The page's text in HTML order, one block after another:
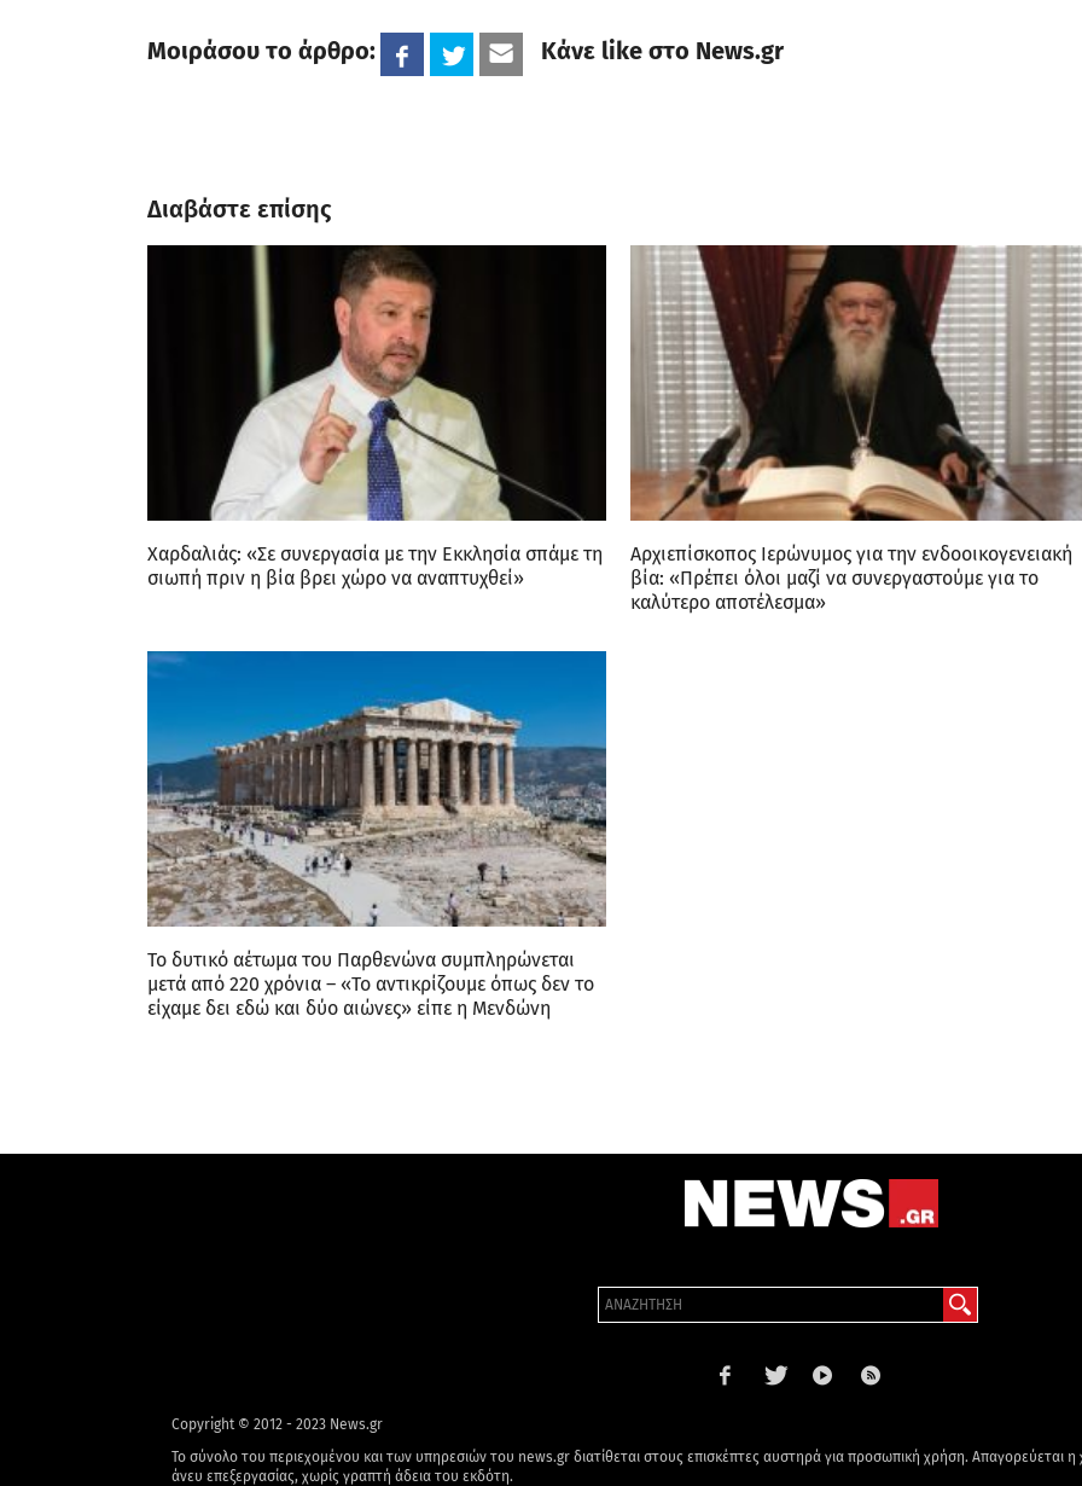
Μοιράσου το άρθρο: Κάνε like στο News.gr
Διαβάστε επίσης
Χαρδαλιάς: «Σε συνεργασία με την Εκκλησία σπάμε τη
σιωπή πριν η βία βρει χώρο να αναπτυχθεί»
Αρχιεπίσκοπος Ιερώνυμος για την ενδοοικογενειακή
βία: «Πρέπει όλοι μαζί να συνεργαστούμε για το
καλύτερο αποτέλεσμα»
Το δυτικό αέτωμα του Παρθενώνα συμπληρώνεται
μετά από 220 χρόνια – «Το αντικρίζουμε όπως δεν το
είχαμε δει εδώ και δύο αιώνες» είπε η Μενδώνη
Copyright © 2012 - 2023 News.gr
Το σύνολο του περιεχομένου και των υπηρεσιών του news.gr διατίθεται στους επισκέπτες αυστηρά για προσωπική χρήση.
άνευ επεξεργασίας, χωρίς γραπτή άδεια του εκδότη.